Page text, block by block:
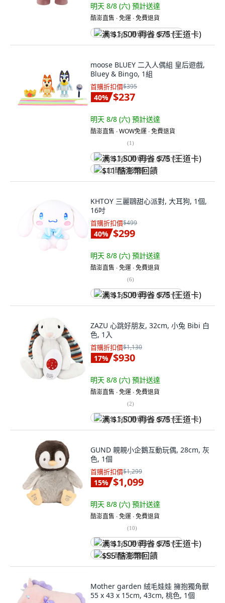
明天 8/8 (六) 預計送達
酷澎直售 ∙ 免運 ∙ 免費退貨
满 $1,500 再省 $75 (王道卡)
moose BLUEY 二入人偶組 皇后遊戲,
Bluey & Bingo, 1組
首購折扣價$395
40% $237
明天 8/8 (六) 預計送達
酷澎直售 ∙ WOW免運 ∙ 免費退貨
(1)
满 $1,500 再省 $75 (王道卡)
$11 酷澎幣回饋
KHTOY 三麗鷗甜心派對, 大耳狗, 1個,
16吋
首購折扣價$499
40% $299
明天 8/8 (六) 預計送達
酷澎直售 ∙ 免運 ∙ 免費退貨
(6)
满 $1,500 再省 $75 (王道卡)
ZAZU 心跳好朋友, 32cm, 小兔 Bibi 白
色, 1入
首購折扣價$1,130
17% $930
明天 8/8 (六) 預計送達
酷澎直售 ∙ 免運 ∙ 免費退貨
(2)
满 $1,500 再省 $75 (王道卡)
GUND 親親小企鵝互動玩偶, 28cm, 灰
色, 1個
首購折扣價$1,299
15% $1,099
明天 8/8 (六) 預計送達
酷澎直售 ∙ 免運 ∙ 免費退貨
(10)
满 $1,500 再省 $75 (王道卡)
$55 酷澎幣回饋
Mother garden 絨毛娃娃 擁抱獨角獸
55 x 43 x 15cm, 43cm, 桃色, 1個